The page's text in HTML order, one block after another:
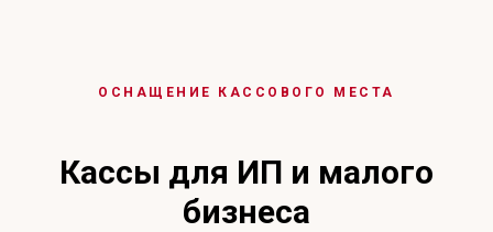
ОСНАЩЕНИЕ КАССОВОГО МЕСТА
Кассы для ИП и малого
бизнеса